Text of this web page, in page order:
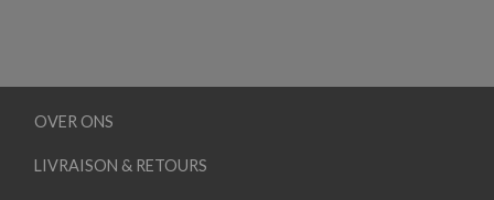
OVER ONS
LIVRAISON & RETOURS